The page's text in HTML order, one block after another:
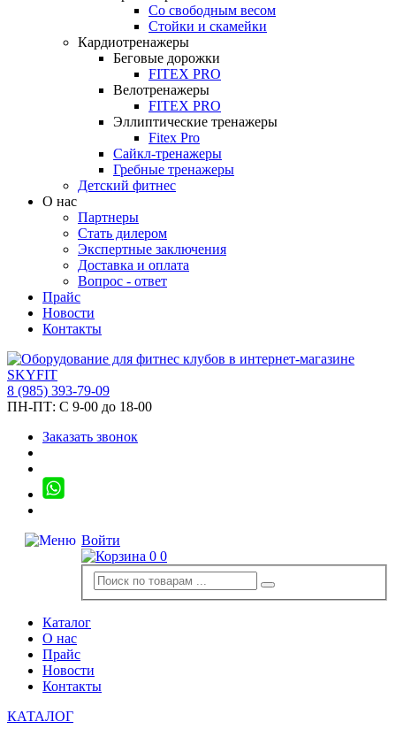
Со свободным весом
Стойки и скамейки
Кардиотренажеры
Беговые дорожки
FITEX PRO
Велотренажеры
FITEX PRO
Эллиптические тренажеры
Fitex Pro
Сайкл-тренажеры
Гребные тренажеры
Детский фитнес
О нас
Партнеры
Стать дилером
Экспертные заключения
Доставка и оплата
Вопрос - ответ
Прайс
Новости
Контакты
8 (985) 393-79-09
ПН-ПТ: С 9-00 до 18-00
Заказать звонок
Войти
0 0
Каталог
О нас
Прайс
Новости
Контакты
КАТАЛОГ